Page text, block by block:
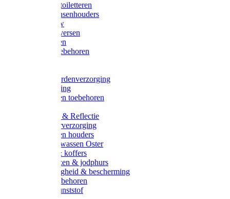
Poetsen & toiletteren
Zadel-/Trensenhouders
Halstertouw
Halsters diversen
Hoofdstellen
Zadel & toebehoren
Rapide paardenverzorging
Ruiter kleding
Hoofdstellen toebehoren
Verlichting & Reflectie
Rapide leerverzorging
Likstenen en houders
Poetsen & wassen Oster
Poetssets & koffers
Ruiter laarzen & jodphurs
Ruiter veiligheid & bescherming
Ruiter - toebehoren
Voerbak kunststof